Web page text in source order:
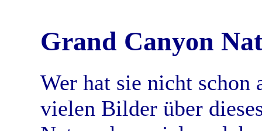
Grand Canyon
Wer hat sie nicht schon
vielen Bilder über